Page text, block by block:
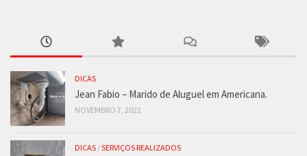
DICAS
Jean Fabio – Marido de Aluguel em Americana.
NOVEMBRO 7, 2022
DICAS /SERVIÇOS REALIZADOS